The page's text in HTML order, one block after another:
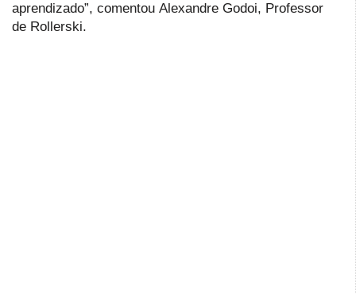
aprendizado”, comentou Alexandre Godoi, Professor
de Rollerski.